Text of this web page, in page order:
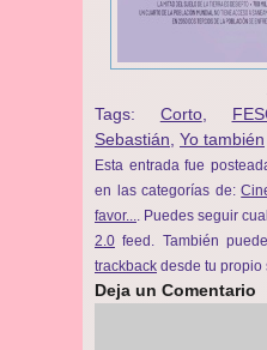
Tags: Corto,
Sebastián Yo también
Esta entrada fue
en las categorías de:
favor...
. Puedes seguir
2.0 feed. También
trackback desde tu propio
Deja un Comentario